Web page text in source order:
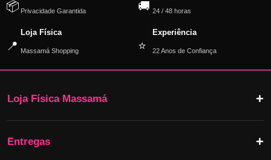
📦 Privacidade Garantida 🚚 24 / 48 horas
📍
Loja Física
Massamá Shopping ⭐
Experiência
22 Anos de Confiança
Loja Física Massamá
Entregas